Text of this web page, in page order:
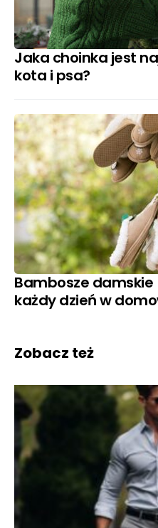
Jaka choinka jest
kota i psa?
Bambosze damskie
każdy dzień w
Zobacz też